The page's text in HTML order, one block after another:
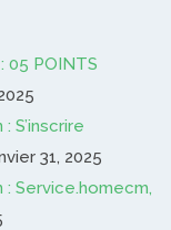
05 POINTS
S’inscrire
31, 2025
Service.homecm,